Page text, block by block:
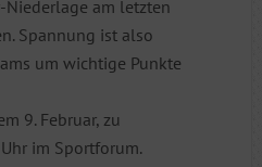
am letzten
Spannung ist also
um wichtige Punkte
9. Februar, zu
im Sportforum.